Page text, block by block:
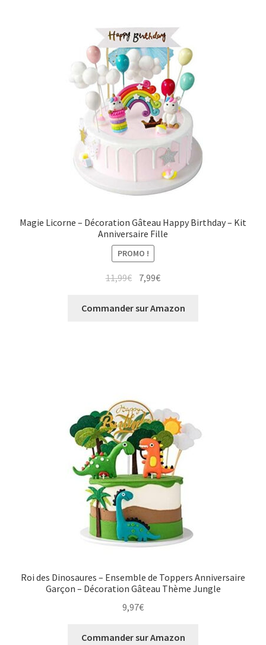
Magie Licorne – Décoration Gâteau Happy Birthday – Kit
Anniversaire Fille
PROMO !
11,99€ Le
initial
7,99€Le
actuel
Commander sur Amazon
Roi des Dinosaures – Ensemble de Toppers Anniversaire
Garçon – Décoration Gâteau Thème Jungle
9,97€
Commander sur Amazon